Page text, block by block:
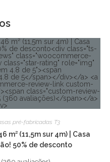
pré-fabricadas T3
m² (11,5m sur 4m) | Casa
50% de desconto